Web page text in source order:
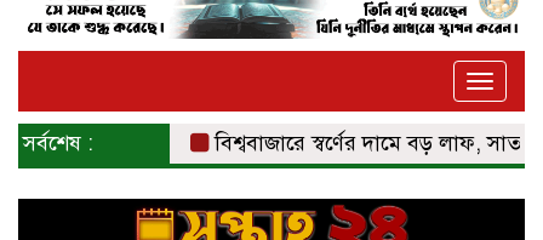
Toggle
সর্বশেষ : বিশ্ববাজারে স্বর্ণের দামে বড় লাফ, সাত